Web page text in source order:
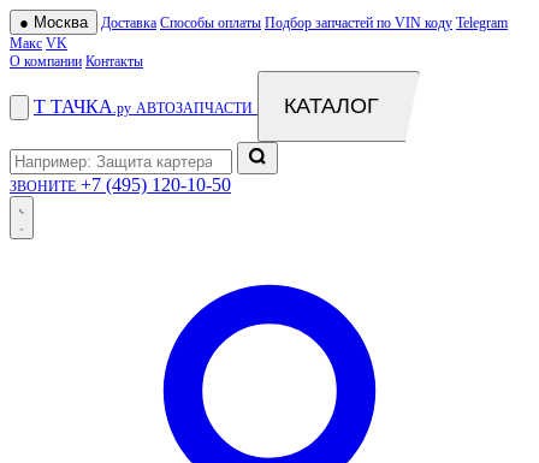
● Москва Доставка Способы оплаты Подбор запчастей по VIN коду Telegram
Макс VK
О компании Контакты
Т ТАЧКА .ру АВТОЗАПЧАСТИ КАТАЛОГ
ЗВОНИТЕ +7 (495) 120-10-50